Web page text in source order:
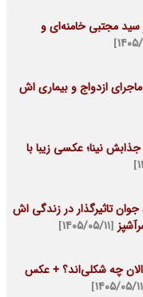
سید مجتبی خامنه‌ای و
ازدواج و بیماری اش
نینا؛ عکسی زیبا با
تاثیرگذار در زندگی اش
[۱۴۰۵/۰۵/۱۱]
الان چه شکلی‌اند؟ + عکس